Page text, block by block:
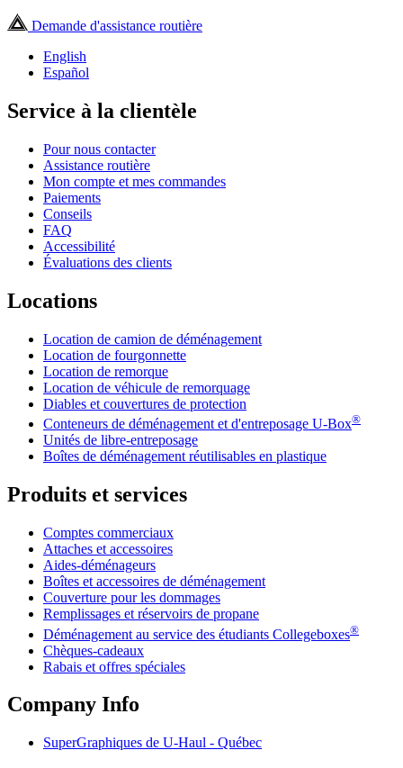
Demande d'assistance routière
English
Español
Service à la clientèle
Pour nous contacter
Assistance routière
Mon compte et mes commandes
Paiements
Conseils
FAQ
Accessibilité
Évaluations des clients
Locations
Location de camion de déménagement
Location de fourgonnette
Location de remorque
Location de véhicule de remorquage
Diables et couvertures de protection
Conteneurs de déménagement et d'entreposage U-Box®
Unités de libre-entreposage
Boîtes de déménagement réutilisables en plastique
Produits et services
Comptes commerciaux
Attaches et accessoires
Aides-déménageurs
Boîtes et accessoires de déménagement
Couverture pour les dommages
Remplissages et réservoirs de propane
Déménagement au service des étudiants Collegeboxes®
Chèques-cadeaux
Rabais et offres spéciales
Company Info
SuperGraphiques de U-Haul - Québec